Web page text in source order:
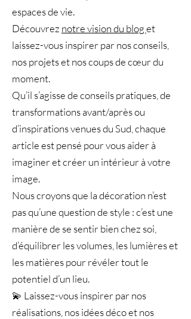
espaces de vie.
Découvrez notre vision du bloget
laissez-vous inspirer par nos conseils,
nos projets et nos coups de cœur du
moment.
Qu’il s’agisse de conseils pratiques, de
transformations avant/après ou
d’inspirations venues du Sud, chaque
article est pensé pour vous aider à
imaginer et créer un intérieur à votre
image.
Nous croyons que la décoration n’est
pas qu’une question de style : c’est une
manière de se sentir bien chez soi,
d’équilibrer les volumes, les lumières et
les matières pour révéler tout le
potentiel d’un lieu.
💫 Laissez-vous inspirer par nos
réalisations, nos idées déco et nos